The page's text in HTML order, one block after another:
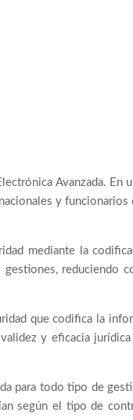
Avanzada. En
y
mediante la
reduciendo
que codifica la
y eficacia
para todo tipo de
según el tipo de